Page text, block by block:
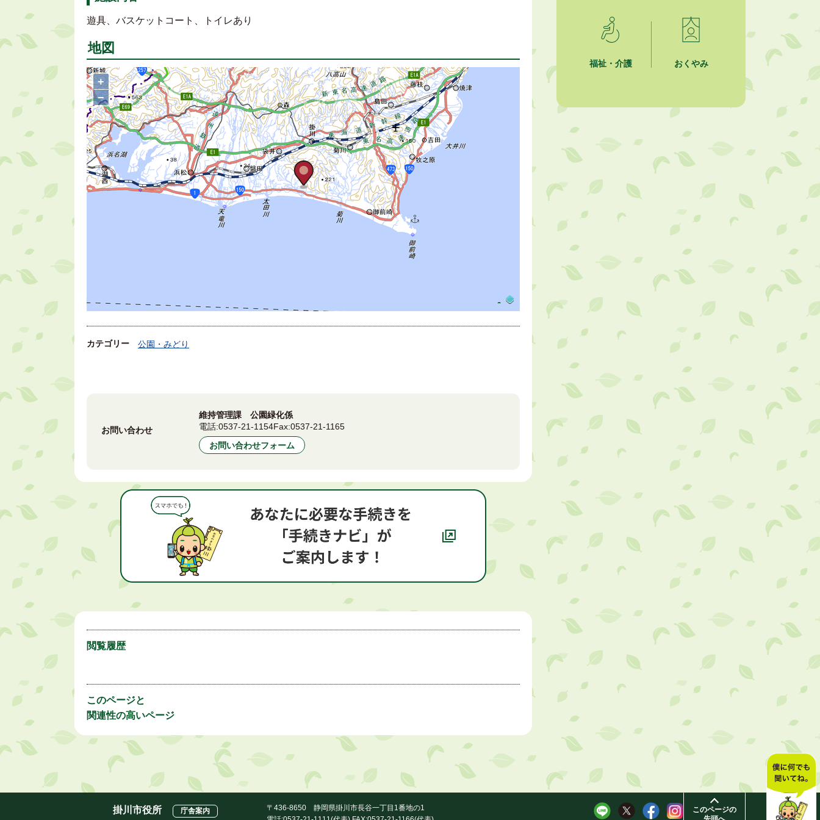
遊具、バスケットコート、トイレあり
地図
+
−
カテゴリー 公園・みどり
お問い合わせ
維持管理課 公園緑化係
電話:0537-21-1154Fax:0537-21-1165
お問い合わせフォーム
閲覧履歴
このページと
関連性の高いページ
市民活動カレンダー（リスト形式）
2026年8月1日
市議会だより 第100号 (令和8年8月
1日発行)を掲載しました
福祉・介護 おくやみ
このページの
掛川市役所 庁舎案内
〒436-8650 静岡県掛川市長谷一丁目1番地の1